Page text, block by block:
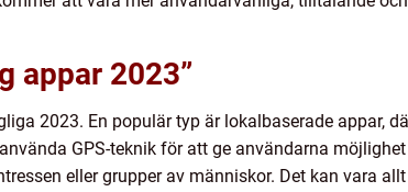
appar 2023”
2023. En populär typ är lokalbaserade appar,
GPS-teknik för att ge användarna
eller grupper av människor. Det kan vara